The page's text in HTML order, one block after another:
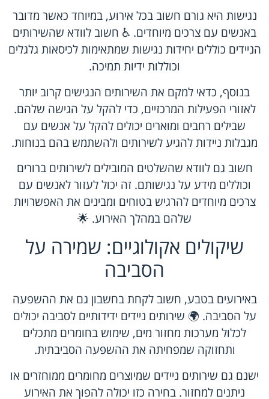
נגישות היא גורם חשוב בכל אירוע, במיוחד כאשר מדובר
באנשים עם צרכים מיוחדים. ♿ חשוב לוודא שהשירותים
הניידים כוללים יחידות נגישות שמתאימות לכיסאות גלגלים
וכוללות ידיות תמיכה.
בנוסף, כדאי למקם את השירותים הנגישים קרוב יותר
לאזורי הפעילות המרכזיים, כדי להקל על הגישה שלהם.
שבילים רחבים ומוארים יכולים להקל על אנשים עם
מגבלות ניידות להגיע לשירותים ולהשתמש בהם בנוחות.
חשוב גם לוודא שהשלטים המובילים לשירותים ברורים
וכוללים מידע על נגישותם. זה יכול לעזור לאנשים עם
צרכים מיוחדים להרגיש בטוחים ומבינים את האפשרויות
שלהם במהלך האירוע. 🌟
שיקולים אקולוגיים: שמירה על
הסביבה
באירועים בטבע, חשוב לקחת בחשבון גם את ההשפעה
על הסביבה. 🌍 שירותים ניידים ידידותיים לסביבה יכולים
לכלול מערכות מחזור מים, שימוש בחומרים מתכלים
ותחזוקה שמפחיתה את ההשפעה הסביבתית.
ישנם גם שירותים ניידים שמיוצרים מחומרים ממוחזרים או
ניתנים למחזור. בחירה כזו יכולה להפוך את האירוע